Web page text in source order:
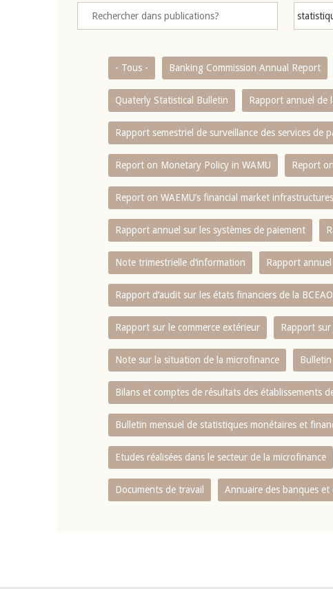
- Tous - Banking Commission Annual Report
Quaterly Statistical Bulletin Rapport annuel de
Rapport semestriel de surveillance des services de
Report on Monetary Policy in WAMU Report
Report on WAEMU’s financial market
Rapport annuel sur les systèmes de paiement
Note trimestrielle d‘information Rapport
Rapport d‘audit sur les états financiers de la BCEAO
Rapport sur le commerce extérieur Rapport sur
Note sur la situation de la microfinance
Bilans et comptes de résultats des établissements
Bulletin mensuel de statistiques monétaires et
Etudes réalisées dans le secteur de la microfinance
Documents de travail Annuaire des banques et